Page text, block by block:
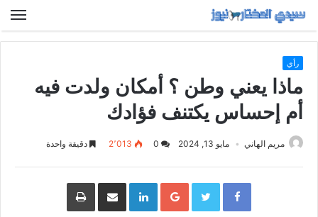
رأي
ماذا يعني وطن ؟ أمكان ولدت فيه
أم إحساس يكتنف فؤادك
مريم الهاني مايو 13, 2024 2٬013 دقيقة واحدة
Google+
LinkedInمشاركة
البريد
طباعة